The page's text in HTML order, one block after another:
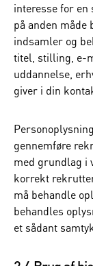
interesse for en
på anden måde
indsamler og
titel, stilling, e-
uddannelse,
giver i din
gennemføre
med grundlag i
korrekt
må behandle
behandles
et sådant